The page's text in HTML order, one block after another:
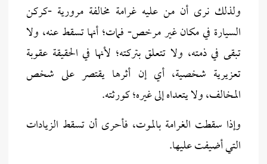
ولذلك نرى أن من عليه غرامة مخالفة مرورية -كركن
السيارة في مكان غير مرخص- فمات؛ أنها تسقط عنه، ولا
تبقى في ذمته، ولا تتعلق بتركته؛ لأنها في الحقيقة عقوبة
تعزيرية شخصية، أي إن أثرها يقتصر على شخص
المخالف، ولا يتعداه إلى غيره؛ كورثته.
وإذا سقطت الغرامة بالموت، فأحرى أن تسقط الزيادات
التي أضيفت عليها.